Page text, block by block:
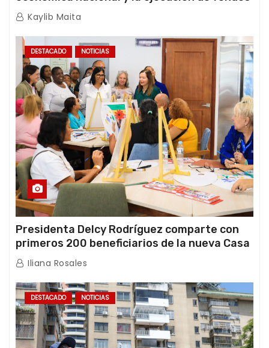
de emergencia post-sismos
Kaylib Maita
DESTACADO NOTICIAS
Presidenta Delcy Rodríguez comparte con
primeros 200 beneficiarios de la nueva Casa
de los Abuelos “La Primavera” en Caracas
Iliana Rosales
DESTACADO NOTICIAS